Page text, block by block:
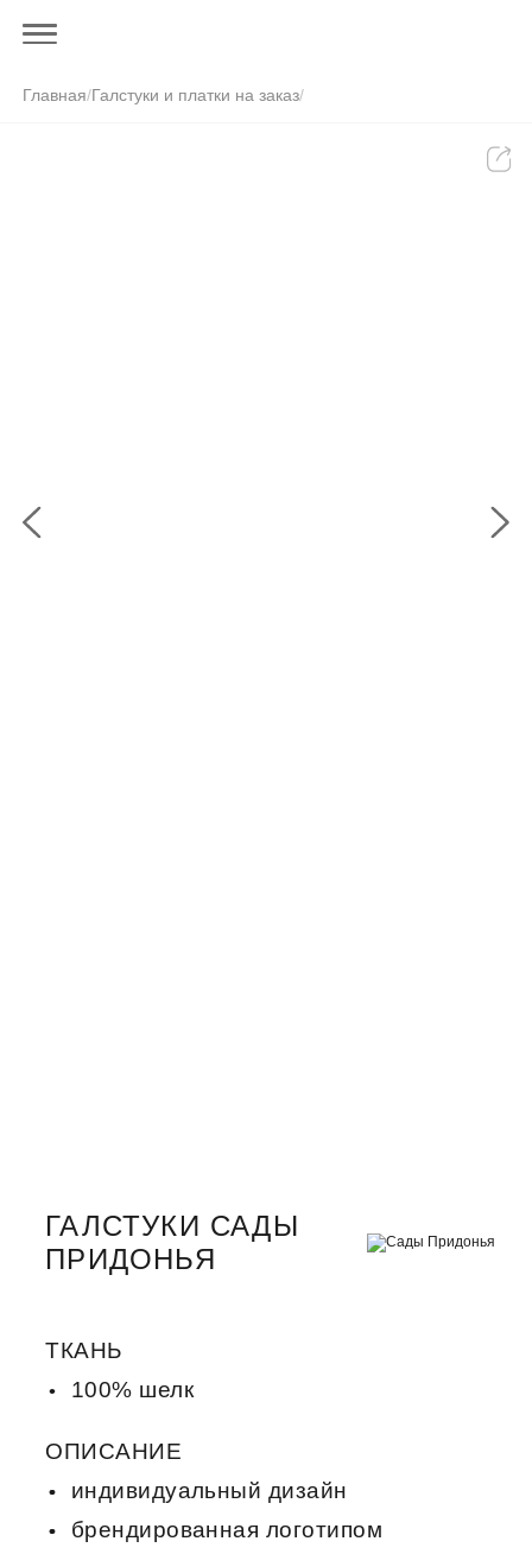
Главная/Галстуки и платки на заказ/
ГАЛСТУКИ САДЫ
ПРИДОНЬЯ
ТКАНЬ
100% шелк
ОПИСАНИЕ
индивидуальный дизайн
брендированная логотипом